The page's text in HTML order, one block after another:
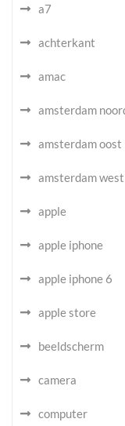
a7
achterkant
amac
amsterdam
amsterdam oost
amsterdam west
apple
apple iphone
apple iphone 6
apple store
beeldscherm
camera
computer